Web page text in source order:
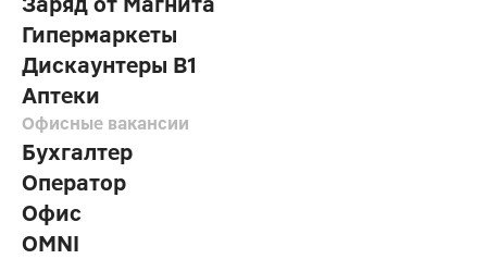
Гипермаркеты
Дискаунтеры В1
Аптеки
Офисные вакансии
Бухгалтер
Оператор
Офис
OMNI